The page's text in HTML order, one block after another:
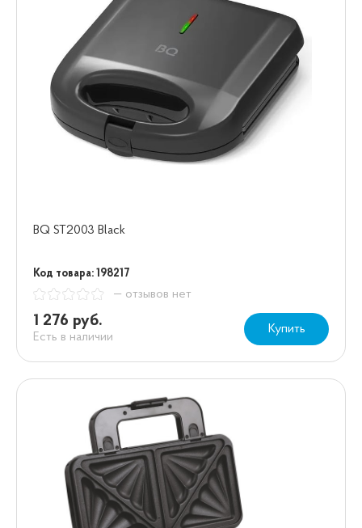
BQ ST2003 Black
Код товара: 198217
— отзывов нет
1 276 руб.
Есть в наличии
Купить